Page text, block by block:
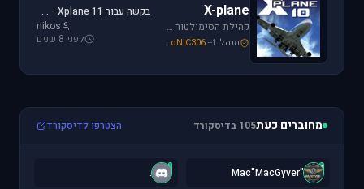
X-plane
קהילת הסימולטור X-plane, סימולטור העתיד של התעופה האזרחית. בפורום תוכלו לקבל מידע ותמיכה. אז קדימה, תפסו את הג'ויסטיק והצטרפו לחוויה.
מנהל: Mike_69th SoNiC306+1
בקשה עבור Xplane 11 - צביעה של חברת ישראייר למטוס FF A320
nikos
לפני 8 שנים
מחוברים כעת105 בדיסקורד הצטרפו לדיסקורד
"
"Mac"MacGyver
.
.